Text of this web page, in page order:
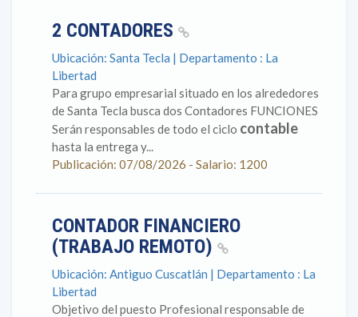
2 CONTADORES
Ubicación: Santa Tecla | Departamento : La
Libertad
Para grupo empresarial situado en los alrededores
de Santa Tecla busca dos Contadores FUNCIONES
Serán responsables de todo el ciclo contable
hasta la entrega y...
Publicación: 07/08/2026 - Salario: 1200
CONTADOR FINANCIERO
(TRABAJO REMOTO)
Ubicación: Antiguo Cuscatlán | Departamento : La
Libertad
Objetivo del puesto Profesional responsable de